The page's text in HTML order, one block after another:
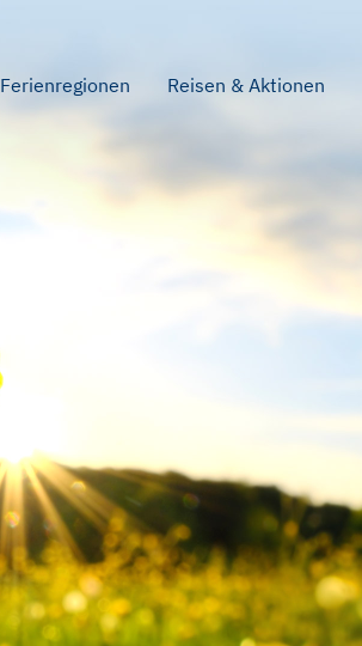
Ferienregionen Reisen & Aktionen